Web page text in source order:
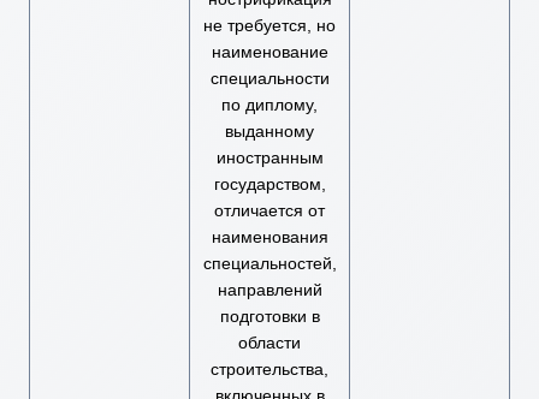
не требуется, но
наименование
специальности
по диплому,
выданному
иностранным
государством,
отличается от
наименования
специальностей,
направлений
подготовки в
области
строительства,